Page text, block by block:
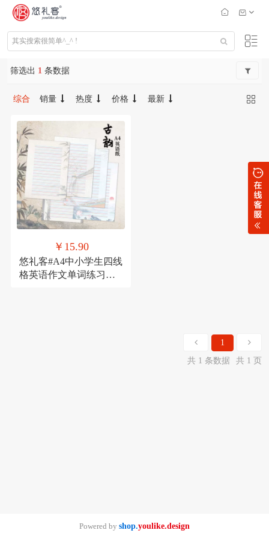
筛选出 1 条数据
综合 销量 热度 价格 最新
￥15.90
悠礼客#A4中小学生四线
格英语作文单词练习比
1
共 1 条数据
共 1 页
Powered by shop.youlike.design